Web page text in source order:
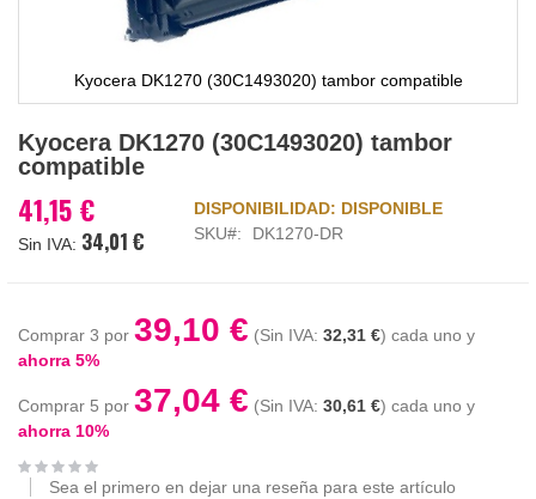
Kyocera DK1270 (30C1493020) tambor compatible
al
comienzo
la
galería
Kyocera DK1270 (30C1493020) tambor
compatible
41,15 €
34,01 €
DISPONIBILIDAD: DISPONIBLE
SKU
DK1270-DR
Comprar 3 por 39,10 € 32,31 € cada uno y
ahorra 5%
Comprar 5 por 37,04 € 30,61 € cada uno y
ahorra 10%
Sea el primero en dejar una reseña para este artículo